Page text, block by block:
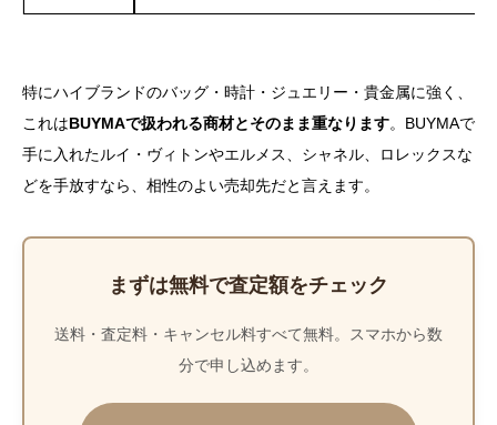
特にハイブランドのバッグ・時計・ジュエリー・貴金属に強く、
これはBUYMAで扱われる商材とそのまま重なります。BUYMAで
手に入れたルイ・ヴィトンやエルメス、シャネル、ロレックスな
どを手放すなら、相性のよい売却先だと言えます。
まずは無料で査定額をチェック
送料・査定料・キャンセル料すべて無料。スマホから数
分で申し込めます。